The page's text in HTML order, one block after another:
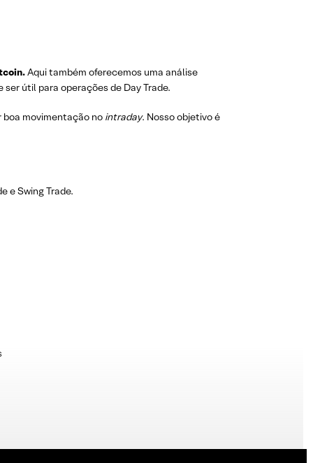
Aqui também oferecemos uma análise
útil para operações de Day Trade.
movimentação no intraday. Nosso objetivo é
e Swing Trade.